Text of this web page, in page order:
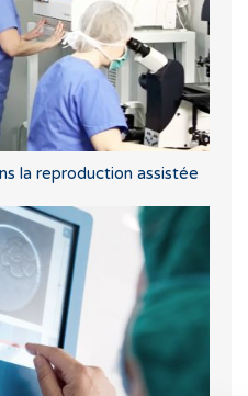
la reproduction assistée